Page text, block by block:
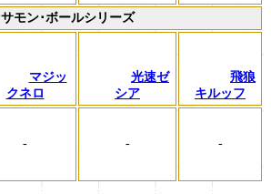
サモン･ボールシリーズ
マジッ
クネロ
光速ゼ
シア
飛狼
キルッフ
- - -